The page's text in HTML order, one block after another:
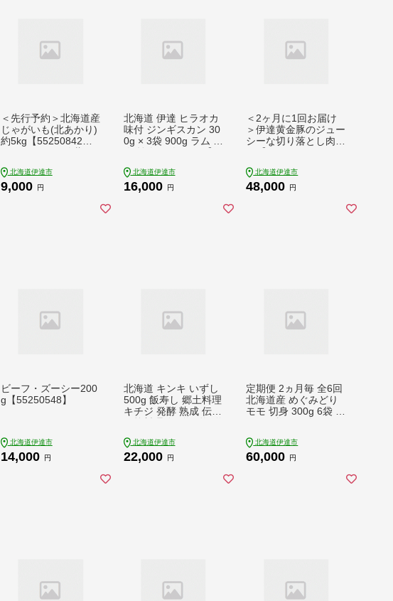
＜先行予約＞北海道産
じゃがいも(北あかり)
約5kg【55250842】
り キタアカリ 野菜 人
気 ふじいファーム
北海道伊達市
9,000 円
北海道 伊達 ヒラオカ
味付 ジンギスカン 30
0g × 3袋 900g ラム 羊
北海道伊達市
16,000 円
＜2ヶ月に1回お届け
＞伊達黄金豚のジュー
シーな切り落とし肉 2
肉 スライス 小間切れ
小分け 冷凍【豚肉】
北海道伊達市
48,000 円
ビーフ・ズーシー200
g【55250548】
北海道伊達市
14,000 円
北海道 キンキ いずし
500g 飯寿し 郷土料理
キチジ 発酵 熟成 伝統
まみ お取り寄せ 冷凍
中井英策商店 送料無
北海道伊達市
22,000 円
定期便 2ヵ月毎 全6回
北海道産 めぐみどり
モモ 切身 300g 6袋 各
鶏 肉 冷凍 小分け 便
利 時短 唐揚 焼鳥 鍋
北海道伊達市
60,000 円